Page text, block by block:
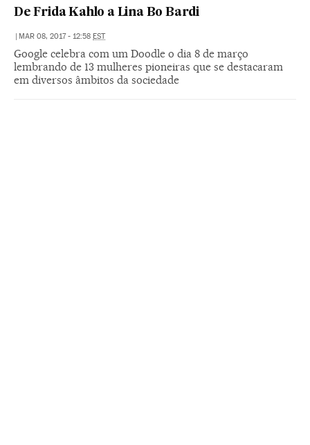
De Frida Kahlo a Lina Bo Bardi
| MAR 08, 2017 - 12:58 EST
Google celebra com um Doodle o dia 8 de março
lembrando de 13 mulheres pioneiras que se destacaram
em diversos âmbitos da sociedade